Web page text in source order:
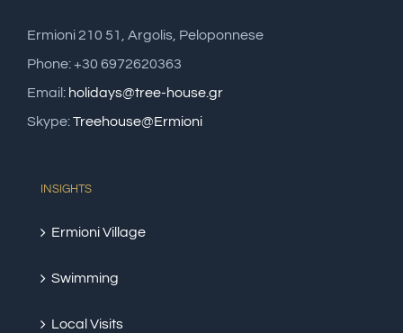
Ermioni 210 51, Argolis, Peloponnese
Phone: +30 6972620363
Email: holidays@tree-house.gr
Skype:Treehouse@Ermioni
INSIGHTS
Ermioni Village
Swimming
Local Visits